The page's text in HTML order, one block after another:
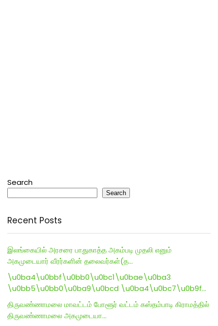
Search
Search
Recent Posts
இலங்கையில் அரசரை பாதுகாத்த அகம்படி முதலி எனும்
அகமுடையார் வீரர்களின் தலைவர்கள்(த…
\u0ba4\u0bbf\u0bb0\u0bc1\u0bae\u0ba3
\u0bb5\u0bb0\u0ba9\u0bcd \u0ba4\u0bc7\u0b9f…
திருவண்ணாமலை மாவட்டம் போளூர் வட்டம் கஸ்தம்பாடி கிராமத்தில்
திருவண்ணாமலை அகமுடையா…